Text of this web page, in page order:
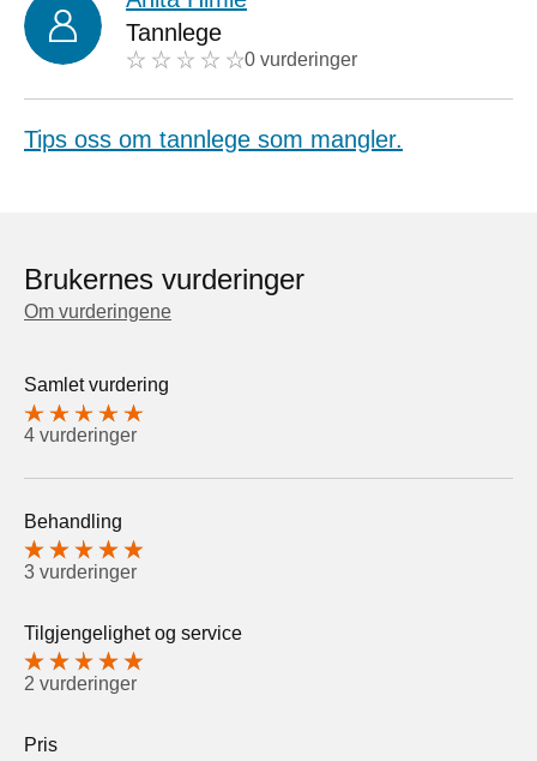
Tannlege
0 vurderinger
Tips oss om tannlege som mangler.
Brukernes vurderinger
Om vurderingene
Samlet vurdering
4 vurderinger
Behandling
3 vurderinger
Tilgjengelighet og service
2 vurderinger
Pris